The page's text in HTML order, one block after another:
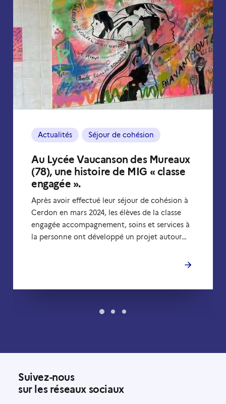
Actualités Séjour de cohésion
Au Lycée Vaucanson des Mureaux
(78), une histoire de MIG « classe
engagée ».
Après avoir effectué leur séjour de cohésion à
Cerdon en mars 2024, les élèves de la classe
engagée accompagnement, soins et services à
la personne ont développé un projet autour…
Suivez-nous
sur les réseaux sociaux